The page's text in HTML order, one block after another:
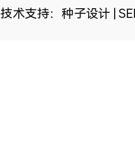
技术支持：种子设计 |